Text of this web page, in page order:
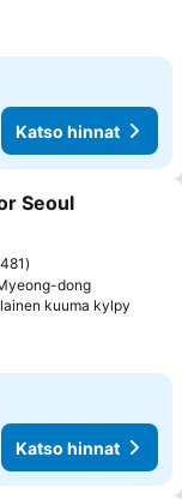
Katso hinnat
Seoul
dong
kuuma kylpy
Katso hinnat